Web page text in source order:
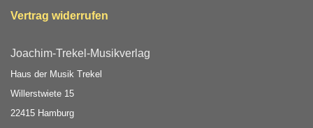
Vertrag widerrufen
Joachim-Trekel-Musikverlag
Haus der Musik Trekel
Willerstwiete 15
22415 Hamburg